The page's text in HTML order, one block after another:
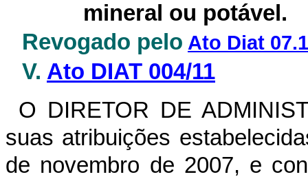
mineral ou potável.
Revogado pelo Ato Diat
V. Ato DIAT 004/11
O DIRETOR DE
suas atribuições
de novembro de 2007, e